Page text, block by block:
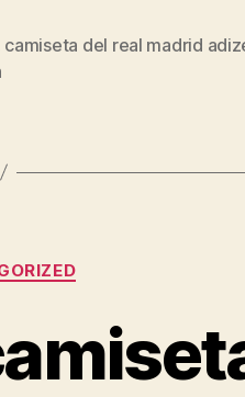
camiseta del real madrid
Categorías